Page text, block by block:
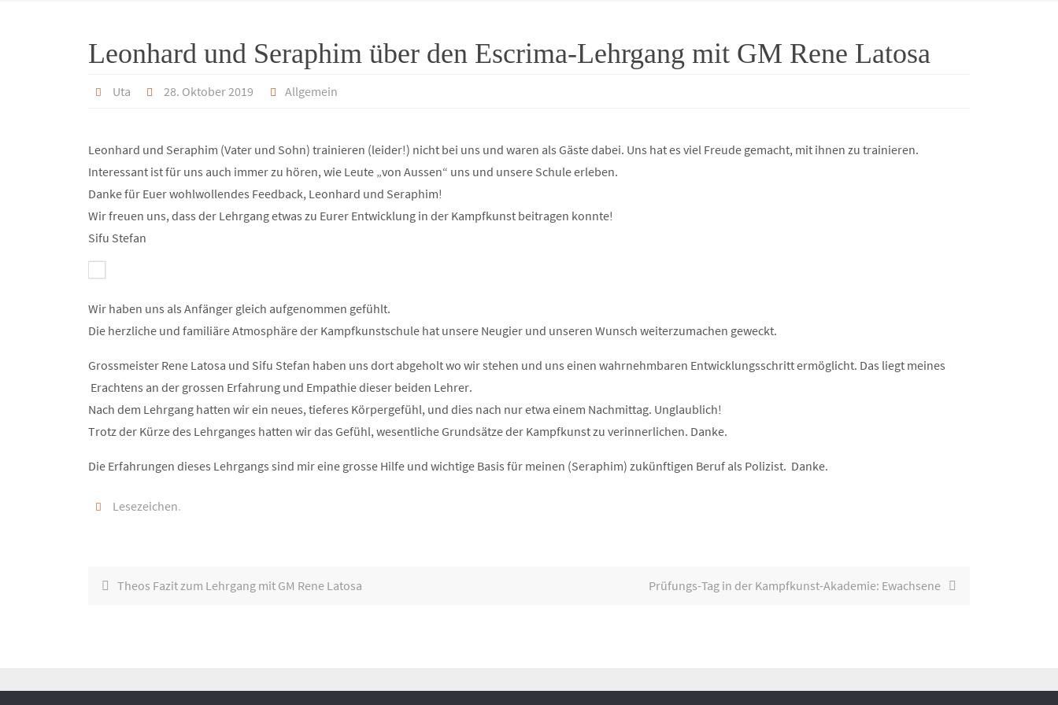
Leonhard und Seraphim über den Escrima-Lehrgang mit GM Rene Latosa
Uta 28. Oktober 2019 Allgemein
Leonhard und Seraphim (Vater und Sohn) trainieren (leider!) nicht bei uns und waren als Gäste dabei. Uns hat es viel Freude gemacht, mit ihnen zu trainieren.
Interessant ist für uns auch immer zu hören, wie Leute „von Aussen“ uns und unsere Schule erleben.
Danke für Euer wohlwollendes Feedback, Leonhard und Seraphim!
Wir freuen uns, dass der Lehrgang etwas zu Eurer Entwicklung in der Kampfkunst beitragen konnte!
Sifu Stefan
Wir haben uns als Anfänger gleich aufgenommen gefühlt.
Die herzliche und familiäre Atmosphäre der Kampfkunstschule hat unsere Neugier und unseren Wunsch weiterzumachen geweckt.
Grossmeister Rene Latosa und Sifu Stefan haben uns dort abgeholt wo wir stehen und uns einen wahrnehmbaren Entwicklungsschritt ermöglicht. Das liegt meines
Erachtens an der grossen Erfahrung und Empathie dieser beiden Lehrer.
Nach dem Lehrgang hatten wir ein neues, tieferes Körpergefühl, und dies nach nur etwa einem Nachmittag. Unglaublich!
Trotz der Kürze des Lehrganges hatten wir das Gefühl, wesentliche Grundsätze der Kampfkunst zu verinnerlichen. Danke.
Die Erfahrungen dieses Lehrgangs sind mir eine grosse Hilfe und wichtige Basis für meinen (Seraphim) zukünftigen Beruf als Polizist. Danke.
Lesezeichen.
Theos Fazit zum Lehrgang mit GM Rene Latosa Prüfungs-Tag in der Kampfkunst-Akademie: Ewachsene